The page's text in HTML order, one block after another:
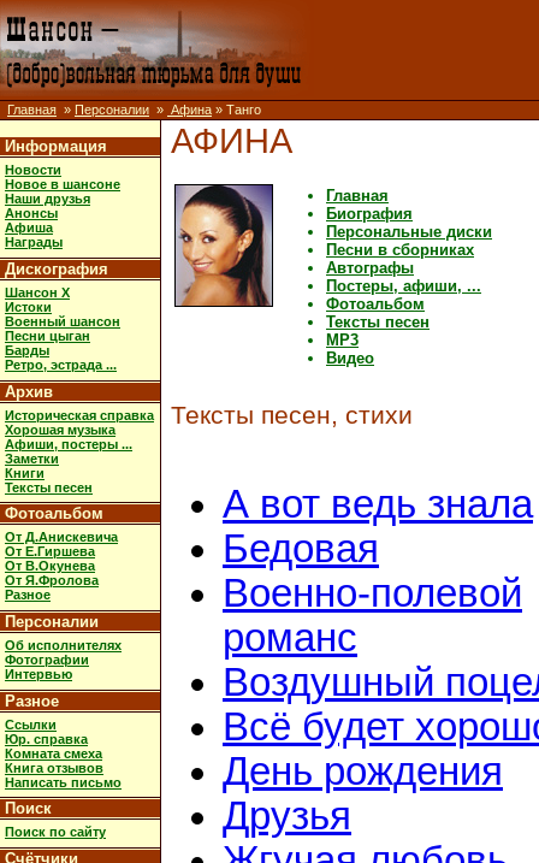
Главная » Персоналии » Афина » Танго
Информация
Новости
Новое в шансоне
Наши друзья
Анонсы
Афиша
Награды
Дискография
Шансон X
Истоки
Военный шансон
Песни цыган
Барды
Ретро, эстрада ...
Архив
Историческая справка
Хорошая музыка
Афиши, постеры ...
Заметки
Книги
Тексты песен
Фотоальбом
От Д.Анискевича
От Е.Гиршева
От В.Окунева
От Я.Фролова
Разное
Персоналии
Об исполнителях
Фотографии
Интервью
Разное
Ссылки
Юр. справка
Комната смеха
Книга отзывов
Написать письмо
Поиск
Поиск по сайту
Счётчики
АФИНА
Главная
Биография
Персональные диски
Песни в сборниках
Автографы
Постеры, афиши, ...
Фотоальбом
Тексты песен
MP3
Видео
Тексты песен, стихи
А вот ведь знала
Бедовая
Военно-полевой
романс
Воздушный
Всё будет
День рождения
Друзья